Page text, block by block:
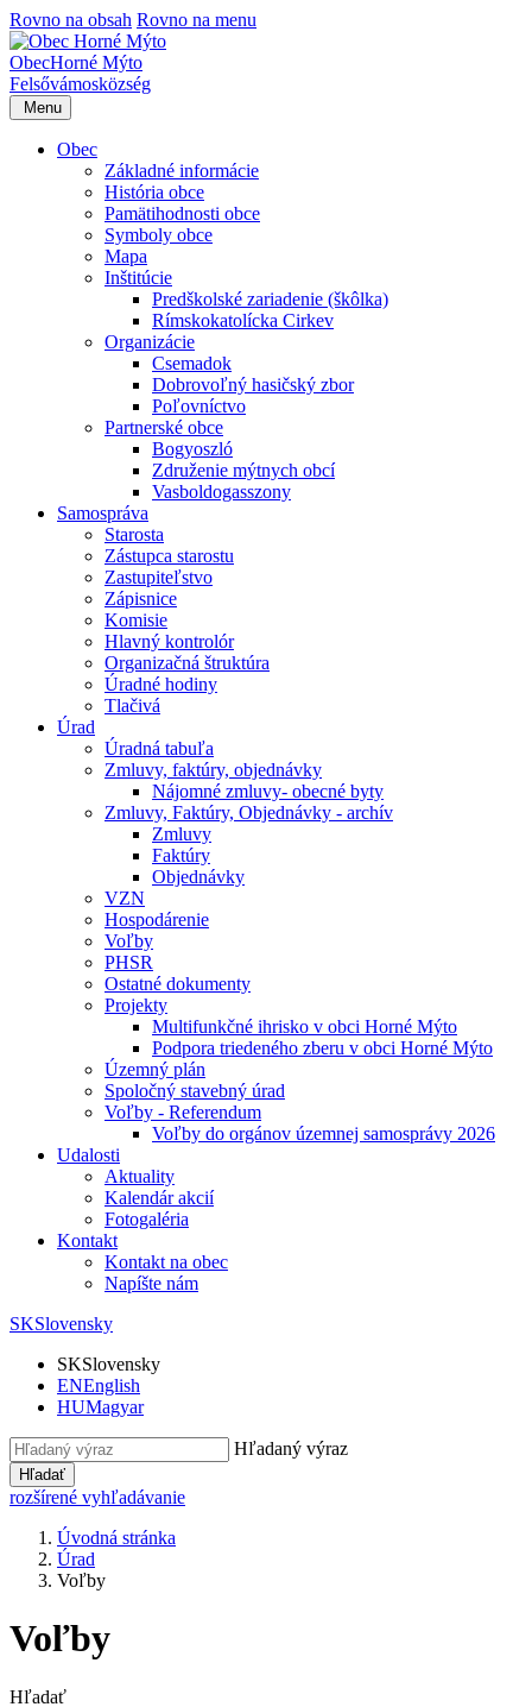
Rovno na obsah Rovno na menu
ObecHorné Mýto
Felsővámosközség
Menu
Obec
Základné informácie
História obce
Pamätihodnosti obce
Symboly obce
Mapa
Inštitúcie
Predškolské zariadenie (škôlka)
Rímskokatolícka Cirkev
Organizácie
Csemadok
Dobrovoľný hasičský zbor
Poľovníctvo
Partnerské obce
Bogyoszló
Združenie mýtnych obcí
Vasboldogasszony
Samospráva
Starosta
Zástupca starostu
Zastupiteľstvo
Zápisnice
Komisie
Hlavný kontrolór
Organizačná štruktúra
Úradné hodiny
Tlačivá
Úrad
Úradná tabuľa
Zmluvy, faktúry, objednávky
Nájomné zmluvy- obecné byty
Zmluvy, Faktúry, Objednávky - archív
Zmluvy
Faktúry
Objednávky
VZN
Hospodárenie
Voľby
PHSR
Ostatné dokumenty
Projekty
Multifunkčné ihrisko v obci Horné Mýto
Podpora triedeného zberu v obci Horné Mýto
Územný plán
Spoločný stavebný úrad
Voľby - Referendum
Voľby do orgánov územnej samosprávy 2026
Udalosti
Aktuality
Kalendár akcií
Fotogaléria
Kontakt
Kontakt na obec
Napíšte nám
SKSlovensky
SKSlovensky
ENEnglish
HUMagyar
Hľadaný výraz
Hľadať
rozšírené vyhľadávanie
Úvodná stránka
Úrad
Voľby
Voľby
Hľadať